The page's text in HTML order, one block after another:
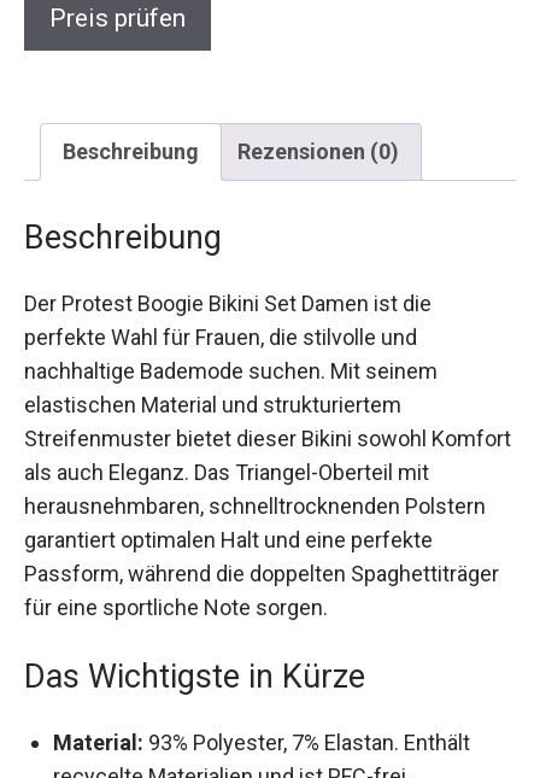
Beschreibung Rezensionen (0)
Beschreibung
perfekte Wahl für Frauen, die stilvolle und
nachhaltige Bademode suchen. Mit seinem
elastischen Material und strukturiertem
Streifenmuster bietet dieser Bikini sowohl
Komfort als auch Eleganz. Das Triangel-Oberteil
mit herausnehmbaren, schnelltrocknenden
Polstern garantiert optimalen Halt und eine
perfekte Passform, während die doppelten
Spaghettiträger für eine sportliche Note sorgen.
Das Wichtigste in Kürze
recycelte Materialien und ist PFC-frei.